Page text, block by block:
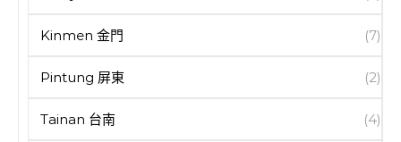
Kinmen 金門 (7)
Pintung 屏東 (2)
Tainan 台南 (4)